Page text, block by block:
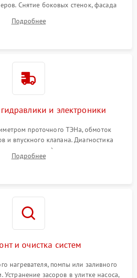
Снятие боковых стенок, фасада
насосу, ТЭНу и сливной помпе.
Подробнее
и электроники
проточного ТЭНа, обмоток
и впускного клапана. Диагностика
уровня воды), датчика мутности,
электронного модуля управления.
Подробнее
и очистка систем
нагревателя, помпы или заливного
Устранение засоров в улитке насоса,